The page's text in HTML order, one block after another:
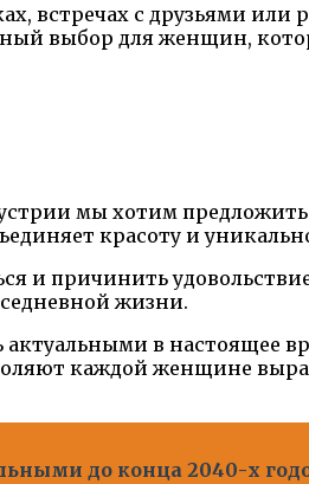
встречах с друзьями или
выбор для женщин,
мы хотим предложить
красоту и
и причинить
жизни.
в настоящее
каждой женщине
до конца 2040-х